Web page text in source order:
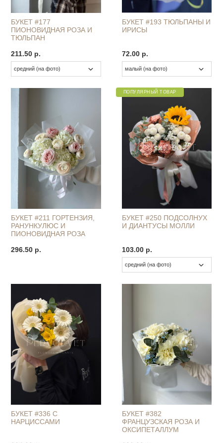
БУКЕТ #177
ПИОНОВИДНАЯ РОЗА И
ТЮЛЬПАН
211.50 р.
БУКЕТ #193 ТЮЛЬПАНЫ И
ИРИСЫ
72.00 р.
БУКЕТ #211 ГОРТЕНЗИЯ,
РАНУНКУЛЮС И
ПИОНОВИДНАЯ РОЗА
296.50 р.
ПОПУЛЯРНЫЙ ТОВАР
БУКЕТ #250 ПОДСОЛНУХ
И ДИАНТУСЫ МОЛЛИ
103.00 р.
БУКЕТ #336 С
НАРЦИССАМИ
БУКЕТ #382
ФРАНЦУЗСКАЯ РОЗА И
ОКСИПЕТАЛЛУМ